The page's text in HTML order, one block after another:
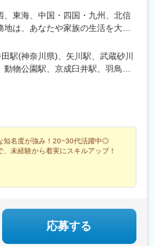
東海、中国・四国・九州、北信
は、あなたや家族の生活を大事
考慮したうえで決定します。★希
。★マイカー通勤OK！（駐車場あ
。★U・Iターン歓迎！社員寮完
】■関東東京都国立市・立川
浜市・愛甲郡／埼玉県本庄市・
川市／京都府京都市／滋賀県野州
市■東海愛知県岩倉市・岡崎市／
松市■中国・四国・九州香川県観
島市／福岡県北九州市・大野城
砺波市／新潟県三条市／宮城県宮
駅(神奈川県)、矢川駅、武蔵砂川
物公園駅、京成臼井駅、羽鳥
宜駅、津久野駅、山本駅(兵庫
)、海南駅、備前西市駅、広域公
丘駅、五百川駅
知名度が強み！20~30代活躍中◎
、未経験から着実にスキルアップ！
応募する